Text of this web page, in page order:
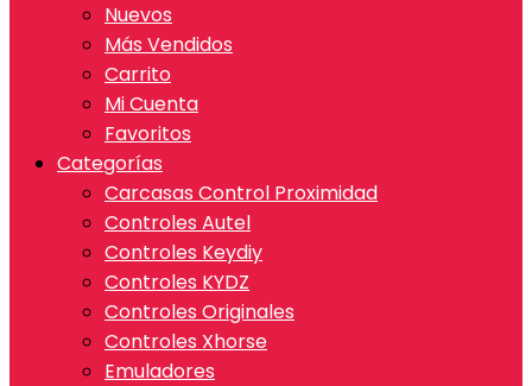
Nuevos
Más Vendidos
Carrito
Mi Cuenta
Favoritos
Categorías
Carcasas Control Proximidad
Controles Autel
Controles Keydiy
Controles KYDZ
Controles Originales
Controles Xhorse
Emuladores